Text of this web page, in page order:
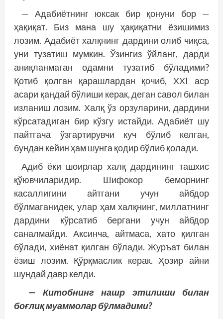
— Адабиётнинг юксак бир қонуни бор —
ҳақиқат. Биз мана шу ҳақиқатни ёзишимиз
лозим. Адабиёт халқнинг дардини олиб чиқса,
уни тузатиш мумкин. Ўзингиз ўйланг, дарди
аниқланмаган одамни тузатиб бўладими?
Қотиб қолган қарашлардан қочиб, ХХI аср
асари қандай бўлиши керак, деган савол билан
изланиш лозим. Халқ ўз орзуларини, дардини
кўрсатадиган бир кўзгу истайди. Адабиёт шу
пайтгача ўзгартирувчи куч бўлиб келган,
бундан кейин ҳам шунга қодир бўлиб қолади.
Адиб ёки шоирлар халқ дардининг ташхис
қўювчиларидир. Шифокор беморнинг
касаллигини айтгани учун айбдор
бўлмаганидек, улар ҳам халқнинг, миллатнинг
дардини кўрсатиб бергани учун айбдор
саналмайди. Аксинча, айтмаса, хато қилган
бўлади, хиёнат қилган бўлади. Журъат билан
ёзиш лозим. Қўрқмаслик керак. Ҳозир айни
шундай давр келди.
— Китобнинг нашр этилиши билан
боғлиқ муаммолар бўлмадими?